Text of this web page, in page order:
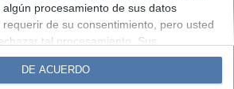
procesamiento de sus datos
de su consentimiento, pero usted
tal procesamiento. Sus
solo a este sitio web. Puede cambiar
su consentimiento en cualquier
DE ACUERDO
Caras Noticias
Fortuna
Parabrisas
Supercampo
Lunateen